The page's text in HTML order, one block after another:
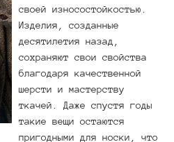
своей износостойкостью.
Изделия, созданные
десятилетия назад,
сохраняют свои свойства
благодаря качественной
шерсти и мастерству
ткачей. Даже спустя годы
такие вещи остаются
пригодными для носки, что